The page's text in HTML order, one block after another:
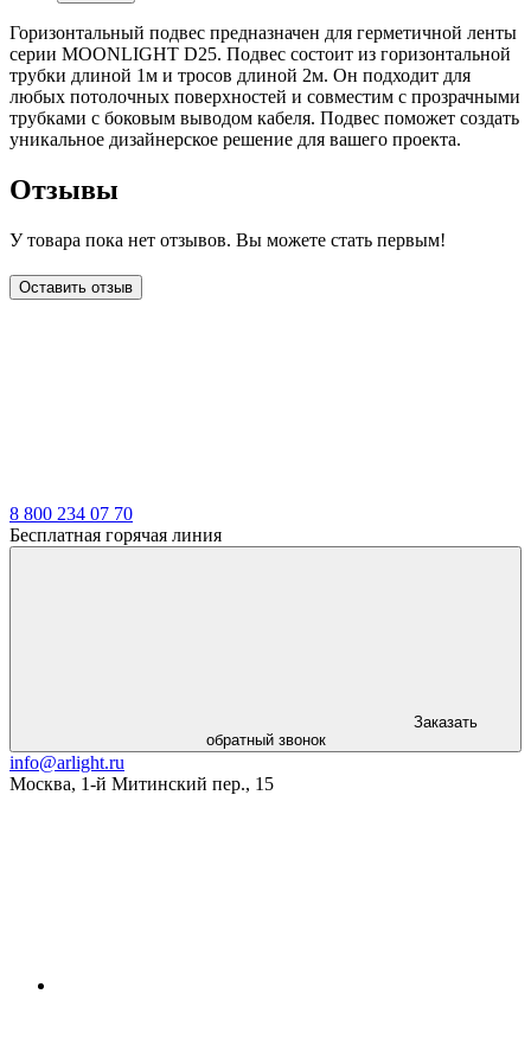
Горизонтальный подвес предназначен для герметичной ленты
серии MOONLIGHT D25. Подвес состоит из горизонтальной
трубки длиной 1м и тросов длиной 2м. Он подходит для
любых потолочных поверхностей и совместим с прозрачными
трубками с боковым выводом кабеля. Подвес поможет создать
уникальное дизайнерское решение для вашего проекта.
Отзывы
У товара пока нет отзывов. Вы можете стать первым!
Оставить отзыв
8 800 234 07 70
Бесплатная горячая линия
Заказать
обратный звонок
info@arlight.ru
Москва, 1-й Митинский пер., 15